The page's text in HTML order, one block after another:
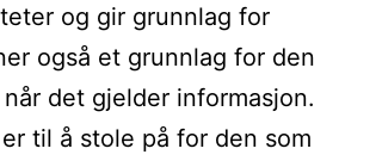
og gir grunnlag for
også et grunnlag for den
det gjelder informasjon.
til å stole på for den som